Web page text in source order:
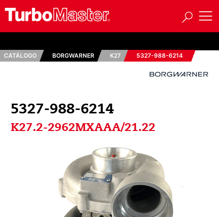
CATÁLOGO BORGWARNER K27 5327-988-6214
5327-988-6214
K27.2-2962MXAAA/21.22